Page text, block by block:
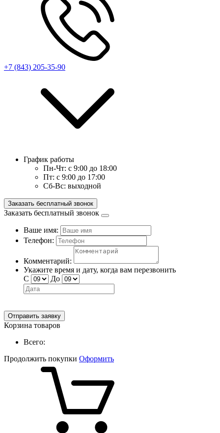
+7 (843) 205-35-90
График работы
Пн-Чт: с 9:00 до 18:00
Пт: с 9:00 до 17:00
Сб-Вс: выходной
Заказать бесплатный звонок
Заказать бесплатный звонок
Ваше имя:
Телефон:
Комментарий:
Укажите время и дату, когда вам перезвонить
С
До
Отправить заявку
Корзина товаров
Всего:
Продолжить покупки Оформить